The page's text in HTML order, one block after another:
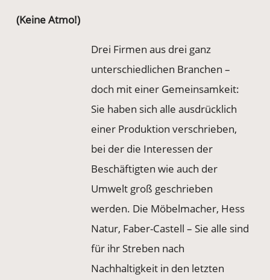
(Keine Atmo!)
Drei Firmen aus drei ganz
unterschiedlichen Branchen –
doch mit einer Gemeinsamkeit:
Sie haben sich alle ausdrücklich
einer Produktion verschrieben,
bei der die Interessen der
Beschäftigten wie auch der
Umwelt groß geschrieben
werden. Die Möbelmacher, Hess
Natur, Faber-Castell – Sie alle sind
für ihr Streben nach
Nachhaltigkeit in den letzten